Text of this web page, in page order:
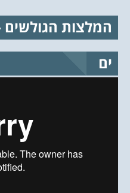
המלצות הגולשים
ים